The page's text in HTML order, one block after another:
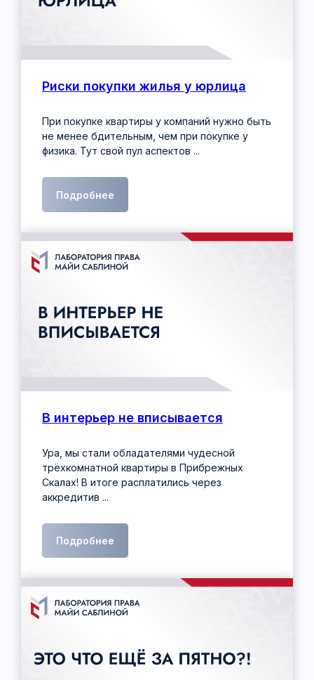
Риски покупки жилья у юрлица
При покупке квартиры у компаний нужно быть
не менее бдительным, чем при покупке у
физика. Тут свой пул аспектов ...
Подробнее
В интерьер не вписывается
Ура, мы стали обладателями чудесной
трёхкомнатной квартиры в Прибрежных
Скалах! В итоге расплатились через
аккредитив ...
Подробнее
Контакты